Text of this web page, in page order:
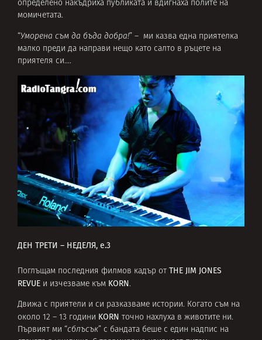
определено накъдриха публиката и вдигнаха полите на
момичетата.
“Уморена съм да бъда добра!” – ми казва една приятелка
малко преди да направи нещо като салто в ръцете на
приятеля си….
ДЕН ТРЕТИ – НЕДЕЛЯ, е.3
Поглъщам последния филмов кадър от THE JIM JONES
REVUE и изчезваме към KORN.
Движа с приятели и си разказваме истории. Когато съм на
около 12 – 13 години KORN точно нахлуха в животите ни.
Първият ми “сблъсък” с бандата беше с един надпис на